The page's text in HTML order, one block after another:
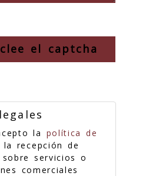
la política de
la recepción de
servicios o
comerciales